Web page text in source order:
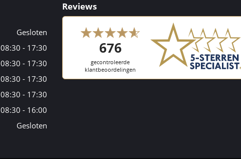
Gesloten
08:30 - 17:30
08:30 - 17:30
08:30 - 17:30
08:30 - 17:30
08:30 - 16:00
Gesloten
Reviews